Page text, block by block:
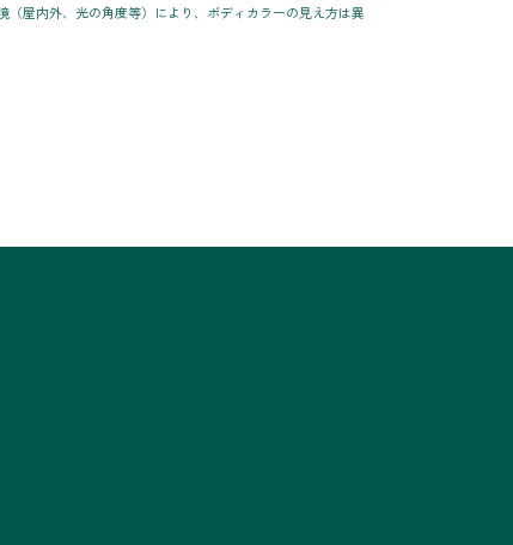
屋内外、光の角度等）により、ボディカラーの見え方は異